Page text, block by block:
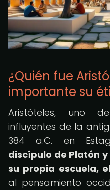
¿Quién fue
importante su
Aristóteles, uno
influyentes de la
384 a.C. en
discípulo de Platón
su propia escuela,
al pensamiento